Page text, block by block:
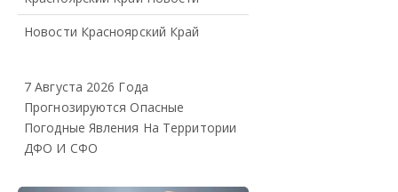
Новости Красноярский Край
7 Августа 2026 Года
Прогнозируются Опасные
Погодные Явления На Территории
ДФО И СФО